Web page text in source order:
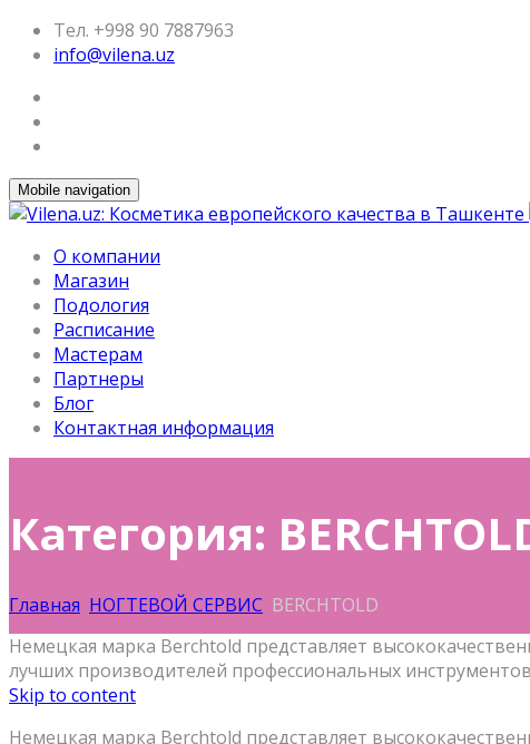
Тел. +998 90 7887963
info@vilena.uz
Mobile navigation
О компании
Магазин
Подология
Расписание
Мастерам
Партнеры
Блог
Контактная информация
Категория:
Главная НОГТЕВОЙ СЕРВИС BERCHTOLD
Немецкая марка Berchtold представляет
лучших производителей профессиональных
Skip to content
Немецкая марка Berchtold представляет